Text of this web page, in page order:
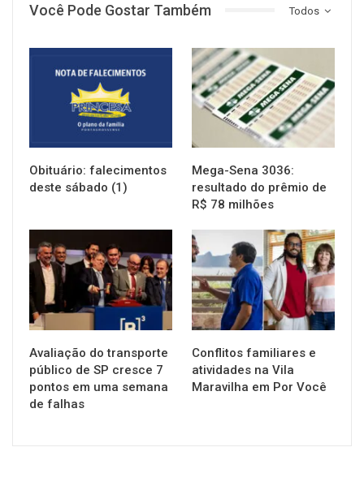
Todos
Você Pode Gostar Também
Obituário: falecimentos
deste sábado (1)
NOTÍCIAS
Mega-Sena 3036:
resultado do prêmio de
R$ 78 milhões
NOTÍCIAS
Avaliação do transporte
público de SP cresce 7
pontos em uma semana
de falhas
NOTÍCIAS
Conflitos familiares e
atividades na Vila
Maravilha em Por Você